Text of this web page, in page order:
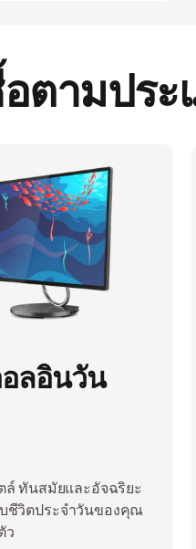
ตามประ
ลอินวัน
ล์ ทันสมัยและอัจฉริยะ
ชีวิตประจำวันของคุณ
ว